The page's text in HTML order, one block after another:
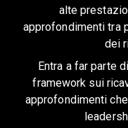
alte
approfondimenti tra
dei
Entra a far parte
framework sui
approfondimenti